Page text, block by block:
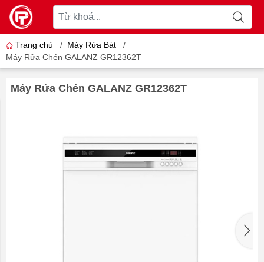
Trang chủ / Máy Rửa Bát
/
Máy Rửa Chén GALANZ GR12362T
Máy Rửa Chén GALANZ GR12362T